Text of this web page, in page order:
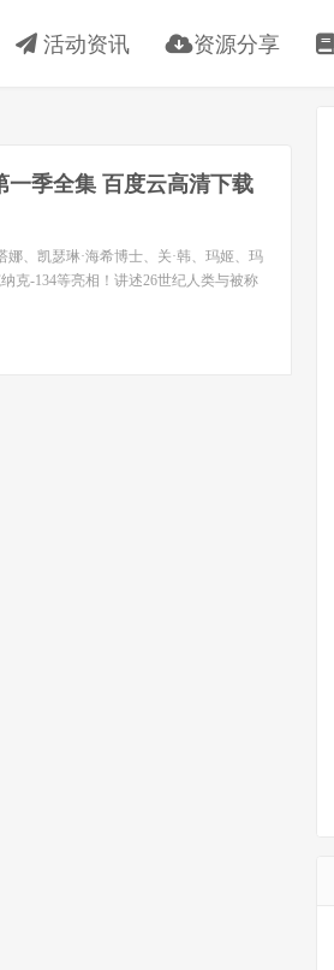
活动资讯 资源分享
季全集 百度云高清下载
、凯瑟琳·海希博士、关·韩、玛姬、玛
克-134等亮相！讲述26世纪人类与被称